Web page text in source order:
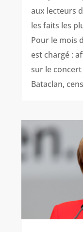
aux lecteurs
les faits les
Pour le mois
est chargé :
sur le
Bataclan,